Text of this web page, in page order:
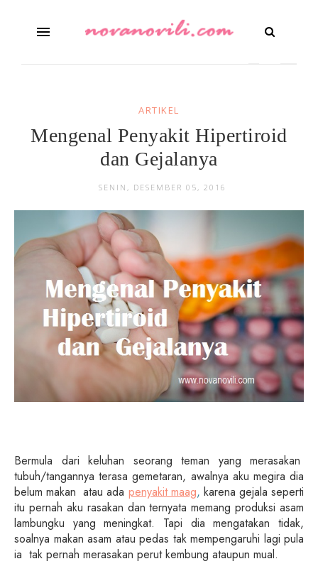
ARTIKEL
Mengenal Penyakit Hipertiroid
dan Gejalanya
SENIN, DESEMBER 05, 2016
Bermula dari keluhan seorang teman yang merasakan
tubuh/tangannya terasa gemetaran, awalnya aku megira dia
belum makan atau ada penyakit maag, karena gejala seperti
itu pernah aku rasakan dan ternyata memang produksi asam
lambungku yang meningkat. Tapi dia mengatakan tidak,
soalnya makan asam atau pedas tak mempengaruhi lagi pula
ia tak pernah merasakan perut kembung ataupun mual.